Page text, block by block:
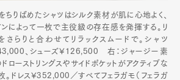
ちりばめたシャツはシルク素材が肌に心地よく、
によって一枚で主役級の存在感を発揮する。リ
さらりと合わせてリラックスムードで。シャツ
、シューズ¥126,500 右：ジャージー素
ローストリングスやサイドポケットがアクティブな
。ドレス¥352,000／すべてフェラガモ（フェラガ